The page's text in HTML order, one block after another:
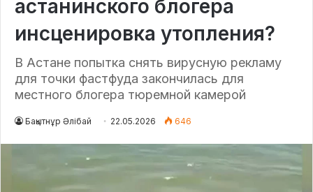
астанинского блогера
инсценировка утопления?
В Астане попытка снять вирусную рекламу
для точки фастфуда закончилась для
местного блогера тюремной камерой
Бақытнұр Әлібай 22.05.2026 646